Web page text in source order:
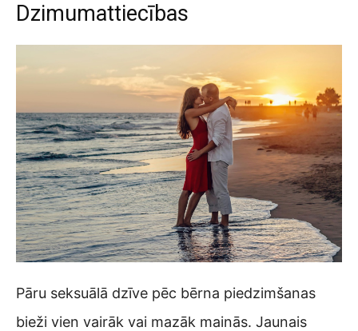
Dzimumattiecības
Pāru seksuālā dzīve pēc bērna piedzimšanas
bieži vien vairāk vai mazāk mainās. Jaunais